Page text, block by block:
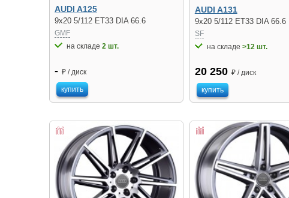
AUDI A125
9x20 5/112 ET33 DIA 66.6
GMF
на складе 2 шт.
- ₽ / диск
купить
AUDI A131
9x20 5/112 ET33 DIA 66.6
SF
на складе >12 шт.
20 250 ₽ / диск
купить